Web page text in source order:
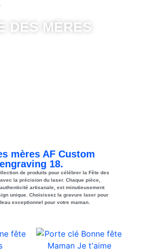
DES MÈRES
mères AF Custom
engraving 18.
de produits pour célébrer la Fête des
la précision du laser. Chaque pièce,
artisanale, est minutieusement
unique. Choisissez la gravure laser pour
exceptionnel pour votre maman.